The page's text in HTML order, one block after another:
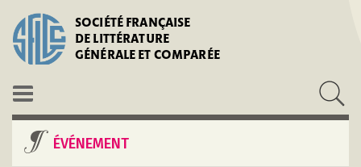
SOCIÉTÉ FRANÇAISE
DE LITTÉRATURE
GÉNÉRALE ET COMPARÉE
ÉVÉNEMENT